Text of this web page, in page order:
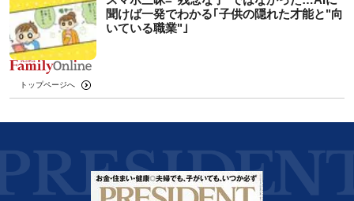
聞けば一発でわかる｢子供の隠れた才能と"向
いている職業"｣
トップページへ